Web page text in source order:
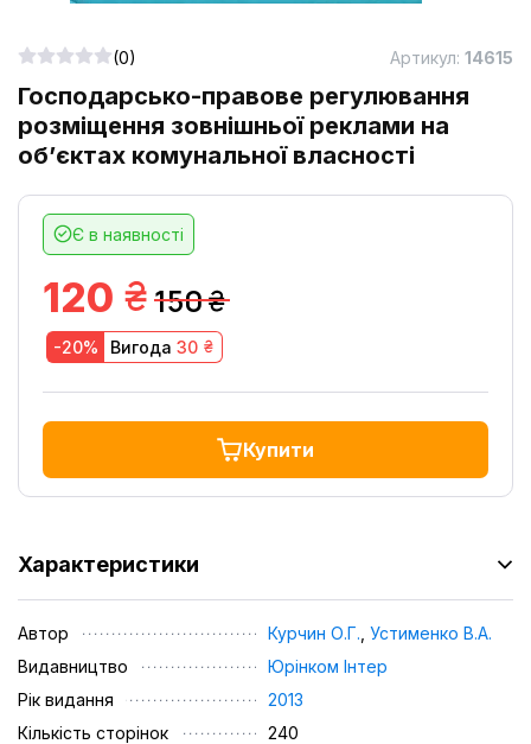
Господарсько-правове регулювання
розміщення зовнішньої реклами на
об’єктах комунальної власності
(0) Артикул: 14615
Є в наявності
150
грн.
120 грн.
-20% Вигода 30 грн.
Купити
Характеристики
Автор Курчин О.Г. Устименко В.А.
Видавництво
Юрінком Iнтер
Рік видання
2013
Кількість сторінок
240